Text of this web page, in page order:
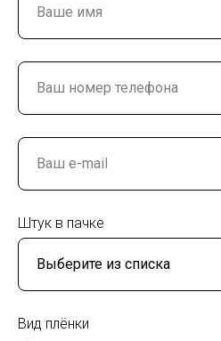
Штук в пачке
Вид плёнки